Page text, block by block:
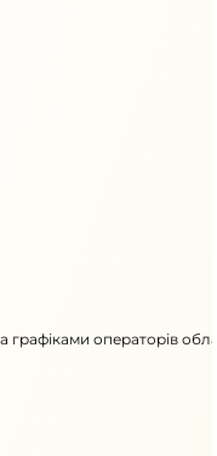
графіками операторів